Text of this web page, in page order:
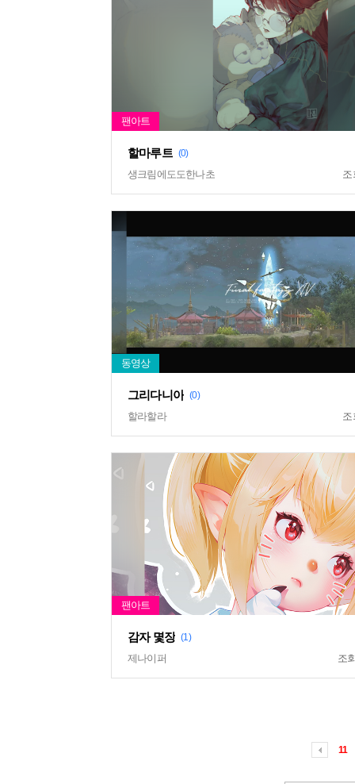
할마루트 (0)
생크림에도도한나초 조
그리다니아 (0)
할라할라 조
감자 몇장 (1)
제나이퍼 조
11